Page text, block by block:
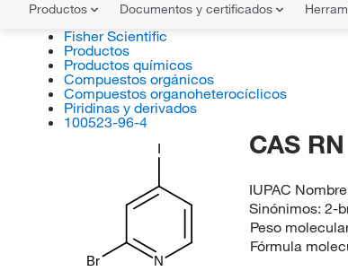
Productos Documentos y certificados
Fisher Scientific
Productos
Productos químicos
Compuestos orgánicos
Compuestos organoheterocíclicos
Piridinas y derivados
100523-96-4
N
Br
CAS
IUPAC
Sinónimos:2-
Peso
Fórmula